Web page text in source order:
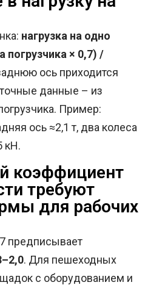
нагрузка на одно
погрузчика × 0,7) /
ось приходится
данные – из
Пример:
ось ≈2,1 т, два колеса
кН.
коэффициент
требуют
для рабочих
предписывает
. Для пешеходных
с оборудованием и